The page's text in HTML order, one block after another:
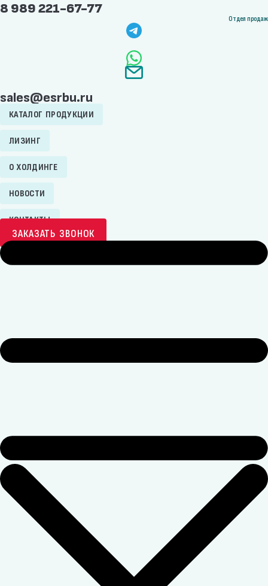
8 989 221-67-77
Отдел продаж
sales@esrbu.ru
КАТАЛОГ ПРОДУКЦИИ
ЛИЗИНГ
О ХОЛДИНГЕ
НОВОСТИ
КОНТАКТЫ
ЗАКАЗАТЬ ЗВОНОК